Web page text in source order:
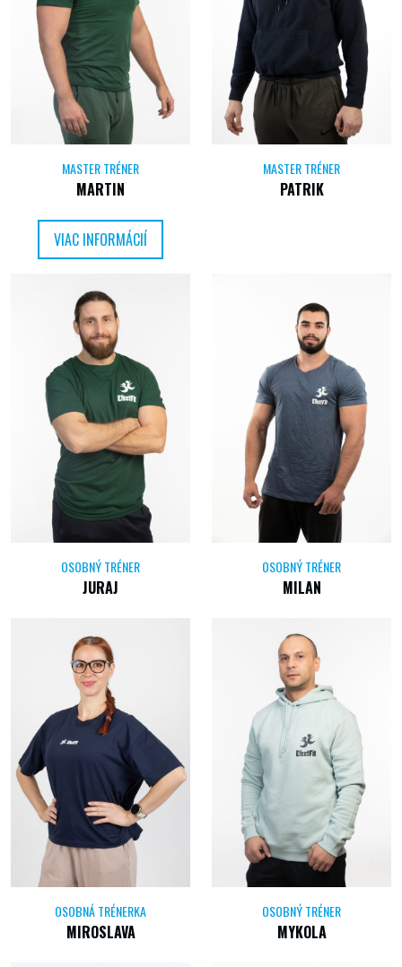
MASTER TRÉNER
MARTIN
VIAC INFORMÁCIÍ
MASTER TRÉNER
PATRIK
OSOBNÝ TRÉNER
JURAJ
OSOBNÝ TRÉNER
MILAN
OSOBNÁ TRÉNERKA
MIROSLAVA
OSOBNÝ TRÉNER
MYKOLA